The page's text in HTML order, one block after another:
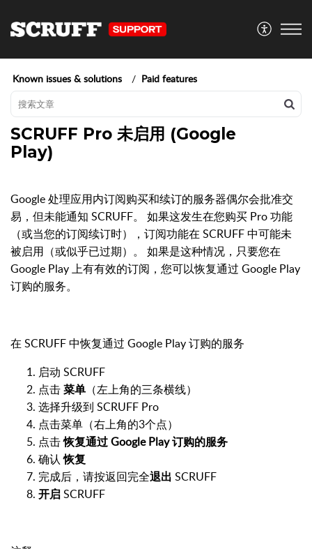
Known issues & solutions Paid features
SCRUFF Pro 未启用 (Google
Play)
Google 处理应用内订阅购买和续订的服务器偶尔会批准交
易，但未能通知 SCRUFF。
如果这发生在您购买 Pro 功能
（或当您的订阅续订时），订阅功能在 SCRUFF 中可能未
被启用（或似乎已过期）。 如果是这种情况，只要您在
Google Play 上有有效的订阅，您可以恢复通过 Google Play
订购的服务。
在 SCRUFF 中恢复通过 Google Play 订购的服务
启动 SCRUFF
点击菜单 （左上角的三条横线）
选择升级到 SCRUFF Pro
点击菜单（右上角的3个点）
点击恢复通过 Google Play 订购的服务
确认恢复
完成后，请按返回完全退出 SCRUFF
开启SCRUFF